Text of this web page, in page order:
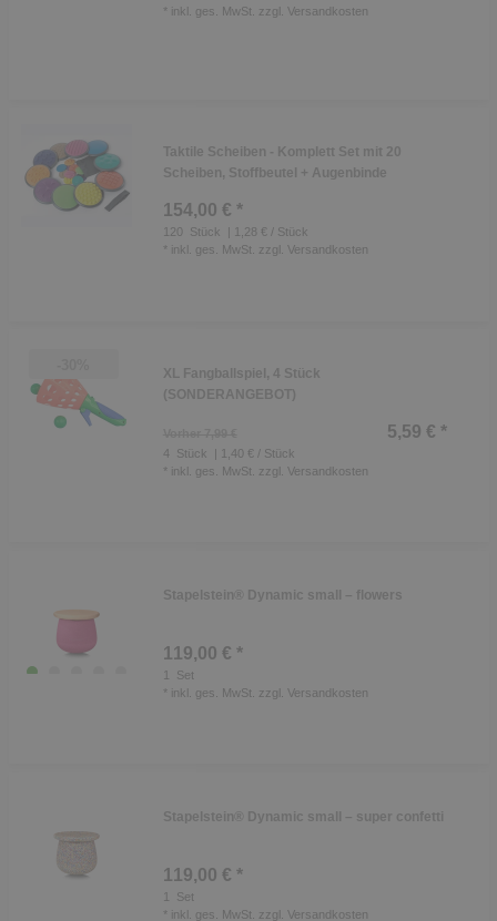
* inkl. ges. MwSt. zzgl. Versandkosten
Taktile Scheiben - Komplett Set mit 20
Scheiben, Stoffbeutel + Augenbinde
154,00 € *
120 Stück
| 1,28 € / Stück
* inkl. ges. MwSt. zzgl. Versandkosten
XL Fangballspiel, 4 Stück
(SONDERANGEBOT)
5,59 € *
4 Stück
| 1,40 € / Stück
* inkl. ges. MwSt. zzgl. Versandkosten
Stapelstein® Dynamic small – flowers
119,00 € *
1
Set
* inkl. ges. MwSt. zzgl. Versandkosten
Stapelstein® Dynamic small – super confetti
119,00 € *
1
Set
* inkl. ges. MwSt. zzgl. Versandkosten